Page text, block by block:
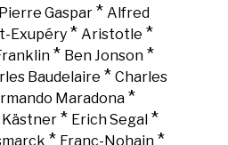
Gaspar* Alfred
Exupéry * Aristotle *
* Ben Jonson *
Baudelaire * Charles
Maradona *
Kästner * Erich Segal *
* Franc-Nohain *